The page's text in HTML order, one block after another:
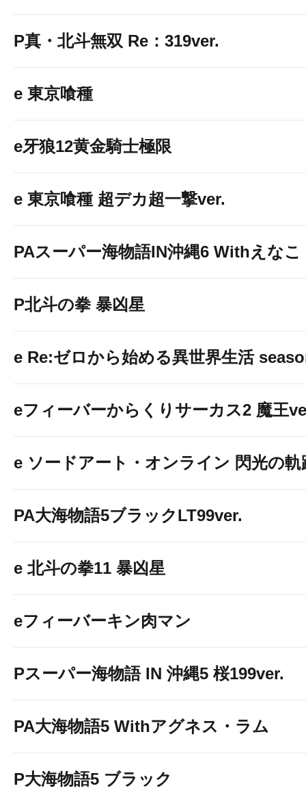
P真・北斗無双 Re：319ver.
e 東京喰種
e牙狼12黄金騎士極限
e 東京喰種 超デカ超一撃ver.
PAスーパー海物語IN沖縄6 Withえなこ
P北斗の拳 暴凶星
e Re:ゼロから始める異世界生活
eフィーバーからくりサーカス2 魔王
e ソードアート・オンライン 閃光の軌
PA大海物語5ブラックLT99ver.
e 北斗の拳11 暴凶星
eフィーバーキン肉マン
Pスーパー海物語 IN 沖縄5 桜199ver.
PA大海物語5 Withアグネス・ラム
P大海物語5 ブラック